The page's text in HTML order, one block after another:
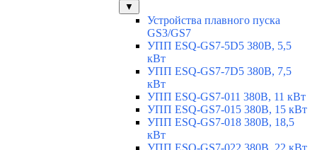
▼
Устройства плавного пуска
GS3/GS7
УПП ESQ-GS7-5D5 380В, 5,5
кВт
УПП ESQ-GS7-7D5 380В, 7,5
кВт
УПП ESQ-GS7-011 380В, 11 кВт
УПП ESQ-GS7-015 380В, 15 кВт
УПП ESQ-GS7-018 380В, 18,5
кВт